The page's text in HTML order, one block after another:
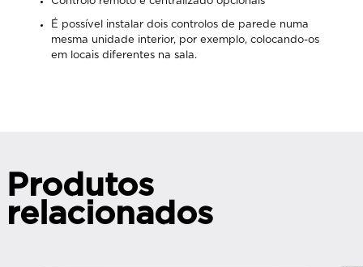
É possível instalar dois controlos de parede numa
mesma unidade interior, por exemplo, colocando-os
em locais diferentes na sala.
Produtos
relacionados